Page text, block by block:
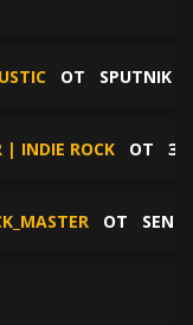
ОТ SPUTNIK
INDIE ROCK ОТ
ОТ